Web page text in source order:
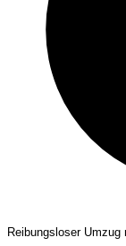
Reibungsloser Umzug